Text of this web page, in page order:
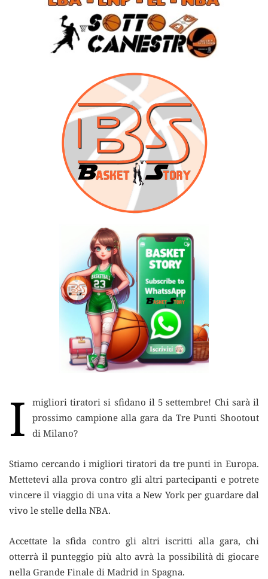
I
migliori tiratori si sfidano il 5 settembre! Chi sarà il
prossimo campione alla gara da Tre Punti Shootout
di Milano?
Stiamo cercando i migliori tiratori da tre punti in Europa.
Mettetevi alla prova contro gli altri partecipanti e potrete
vincere il viaggio di una vita a New York per guardare dal
vivo le stelle della NBA.
Accettate la sfida contro gli altri iscritti alla gara, chi
otterrà il punteggio più alto avrà la possibilità di giocare
nella Grande Finale di Madrid in Spagna.